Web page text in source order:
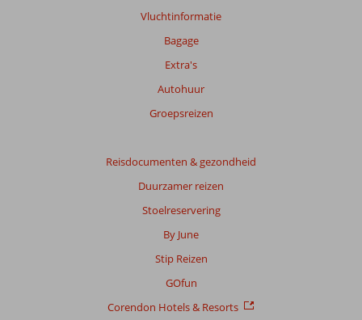
Vluchtinformatie
Bagage
Extra's
Autohuur
Groepsreizen
Reisdocumenten & gezondheid
Duurzamer reizen
Stoelreservering
By June
Stip Reizen
GOfun
Corendon Hotels & Resorts